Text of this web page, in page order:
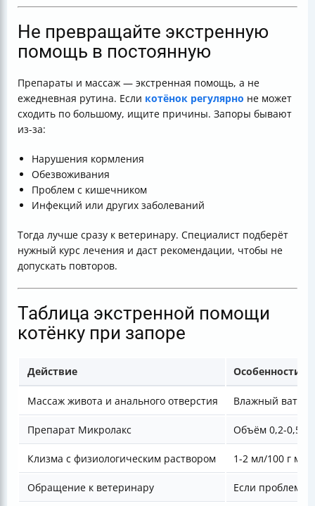
Не превращайте экстренную
помощь в постоянную
Препараты и массаж — экстренная помощь, а не
ежедневная рутина. Если котёнок регулярно не может
сходить по большому, ищите причины. Запоры бывают
из-за:
Нарушения кормления
Обезвоживания
Проблем с кишечником
Инфекций или других заболеваний
Тогда лучше сразу к ветеринару. Специалист подберёт
нужный курс лечения и даст рекомендации, чтобы не
допускать повторов.
Таблица экстренной помощи
котёнку при запоре
Действие Особенности
Массаж живота и анального отверстия Влажный
Препарат Микролакс Объём 0,2-0,5
Клизма с физиологическим раствором 1-2 мл/100 г
Обращение к ветеринару Если проблема